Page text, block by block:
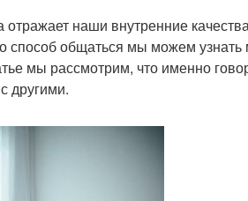
наши внутренние
способ общаться мы можем узнать
мы рассмотрим, что именно
другими.